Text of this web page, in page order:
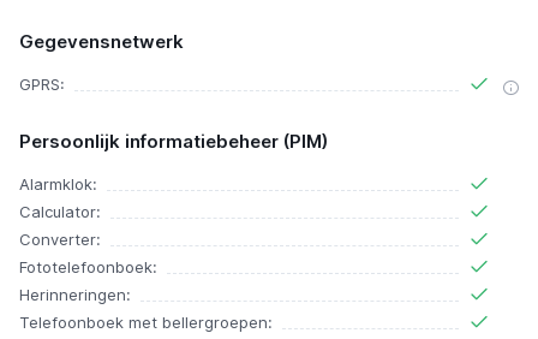
Gegevensnetwerk
GPRS:
Persoonlijk informatiebeheer (PIM)
Alarmklok:
Calculator:
Converter:
Fototelefoonboek:
Herinneringen:
Telefoonboek met bellergroepen: